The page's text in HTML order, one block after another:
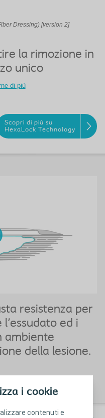
i cookie
contenuti e
Dressing) [version 2]
la rimozione in
unico
di più
Scopri di più su
HexaLock Technology
resistenza per
ed i
ambiente
della lesione.